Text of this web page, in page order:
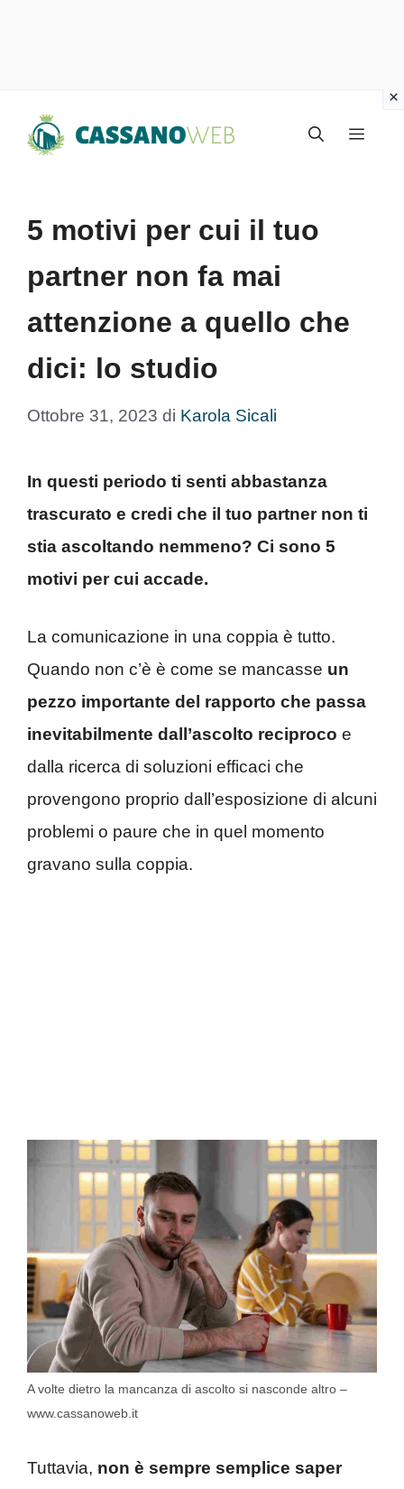
Menu
5 motivi per cui il tuo
partner non fa mai
attenzione a quello che
dici: lo studio
Ottobre 31, 2023 di Karola Sicali
In questi periodo ti senti abbastanza
trascurato e credi che il tuo partner non ti
stia ascoltando nemmeno? Ci sono 5
motivi per cui accade.
La comunicazione in una coppia è tutto.
Quando non c’è è come se mancasse un
pezzo importante del rapporto che passa
inevitabilmente dall’ascolto reciproco e
dalla ricerca di soluzioni efficaci che
provengono proprio dall’esposizione di alcuni
problemi o paure che in quel momento
gravano sulla coppia.
A volte dietro la mancanza di ascolto si nasconde altro –
www.cassanoweb.it
Tuttavia, non è sempre semplice saper